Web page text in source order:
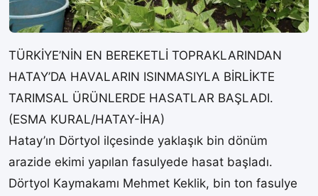
TÜRKİYE’NİN EN BEREKETLİ TOPRAKLARINDAN
HATAY’DA HAVALARIN ISINMASIYLA BİRLİKTE
TARIMSAL ÜRÜNLERDE HASATLAR BAŞLADI.
(ESMA KURAL/HATAY-İHA)
Hatay’ın Dörtyol ilçesinde yaklaşık bin dönüm
arazide ekimi yapılan fasulyede hasat başladı.
Dörtyol Kaymakamı Mehmet Keklik, bin ton fasulye